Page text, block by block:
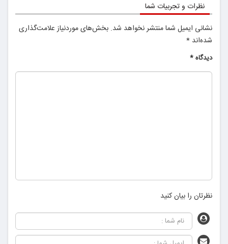
نظرات و تجربیات شما
نشانی ایمیل شما منتشر نخواهد شد. بخش‌های موردنیاز علامت‌گذاری
شده‌اند *
دیدگاه*
نظرتان را بیان کنید